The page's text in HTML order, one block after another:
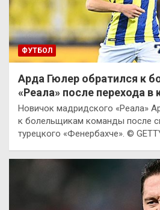
ФУТБОЛ
Арда Гюлер обратился к
«Реала» после перехода в
Новичок мадридского «Реала»
к болельщикам команды после
турецкого «Фенербахче». ©